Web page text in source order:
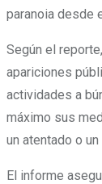
paranoia desde
Según el
apariciones
actividades a
máximo sus
un atentado o
El informe